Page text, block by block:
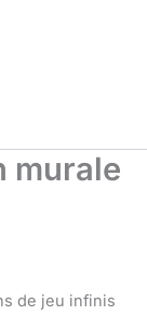
murale
de jeu infinis